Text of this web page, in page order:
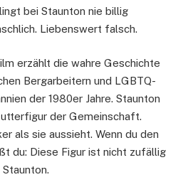
bei Staunton nie billig
Liebenswert falsch.
erzählt die wahre Geschichte
Bergarbeitern und LGBTQ-
der 1980er Jahre. Staunton
der Gemeinschaft.
als sie aussieht. Wenn du den
du: Diese Figur ist nicht zufällig